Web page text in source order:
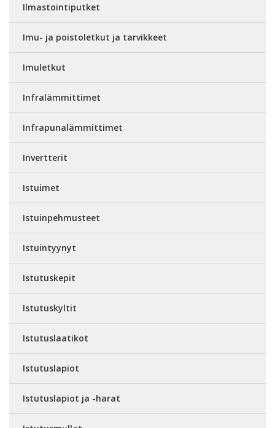
Ilmastointiputket
Imu- ja poistoletkut ja tarvikkeet
Imuletkut
Infralämmittimet
Infrapunalämmittimet
Invertterit
Istuimet
Istuinpehmusteet
Istuintyynyt
Istutuskepit
Istutuskyltit
Istutuslaatikot
Istutuslapiot
Istutuslapiot ja -harat